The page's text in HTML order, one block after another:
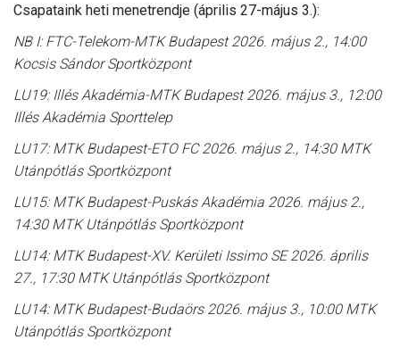
Csapataink heti menetrendje (április 27-május 3.):
NB I: FTC-Telekom-MTK Budapest 2026. május 2., 14:00
Kocsis Sándor Sportközpont
LU19: Illés Akadémia-MTK Budapest 2026. május 3., 12:00
Illés Akadémia Sporttelep
LU17: MTK Budapest-ETO FC 2026. május 2., 14:30 MTK
Utánpótlás Sportközpont
LU15: MTK Budapest-Puskás Akadémia 2026. május 2.,
14:30 MTK Utánpótlás Sportközpont
LU14: MTK Budapest-XV. Kerületi Issimo SE 2026. április
27., 17:30 MTK Utánpótlás Sportközpont
LU14: MTK Budapest-Budaörs 2026. május 3., 10:00 MTK
Utánpótlás Sportközpont